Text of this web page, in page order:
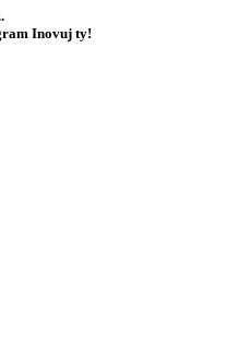
Inovuj ty!